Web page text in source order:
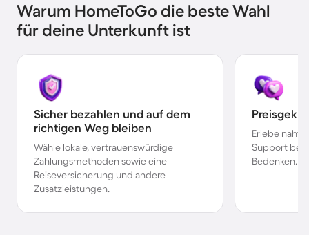
Warum HomeToGo die beste Wahl
für deine Unterkunft ist
Sicher bezahlen und auf dem
richtigen Weg bleiben
Wähle lokale, vertrauenswürdige
Zahlungsmethoden sowie eine
Reiseversicherung und andere
Zusatzleistungen.
Erlebe
Support bei
Bedenken.